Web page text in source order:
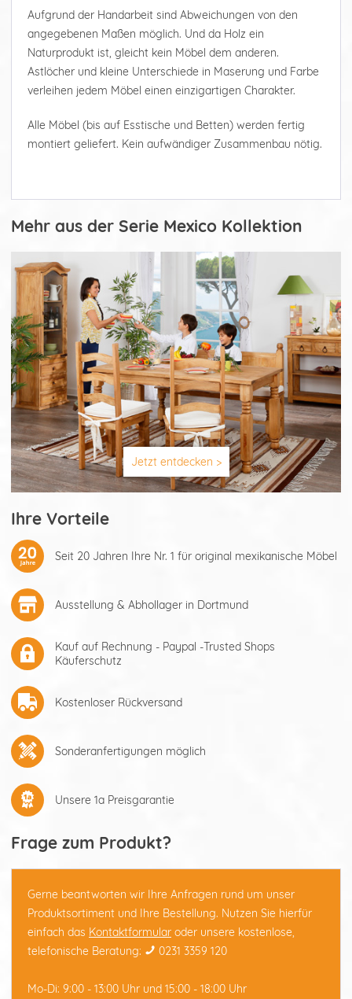
Aufgrund der Handarbeit sind Abweichungen von den
angegebenen Maßen möglich. Und da Holz ein
Naturprodukt ist, gleicht kein Möbel dem anderen.
Astlöcher und kleine Unterschiede in Maserung und Farbe
verleihen jedem Möbel einen einzigartigen Charakter.
Alle Möbel (bis auf Esstische und Betten) werden fertig
montiert geliefert. Kein aufwändiger Zusammenbau nötig.
Mehr aus der Serie Mexico Kollektion
Jetzt entdecken >
Ihre Vorteile
Seit 20 Jahren Ihre Nr. 1 für original mexikanische Möbel
Ausstellung & Abhollager in Dortmund
Kauf auf Rechnung - Paypal -Trusted Shops
Käuferschutz
Kostenloser Rückversand
Sonderanfertigungen möglich
Unsere 1a Preisgarantie
Frage zum Produkt?
Gerne beantworten wir Ihre Anfragen rund um unser
Produktsortiment und Ihre Bestellung. Nutzen Sie hierfür
einfach das Kontaktformular oder unsere kostenlose,
telefonische Beratung:
0231 3359 120
Mo-Di: 9:00 - 13:00 Uhr und 15:00 - 18:00 Uhr